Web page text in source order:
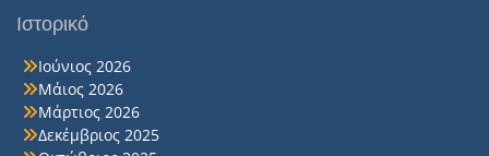
Ιστορικό
Ιούνιος 2026
Μάιος 2026
Μάρτιος 2026
Δεκέμβριος 2025